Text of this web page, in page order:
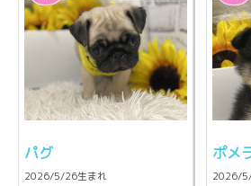
パグ
2026/5/26生まれ
ポメ
2026/